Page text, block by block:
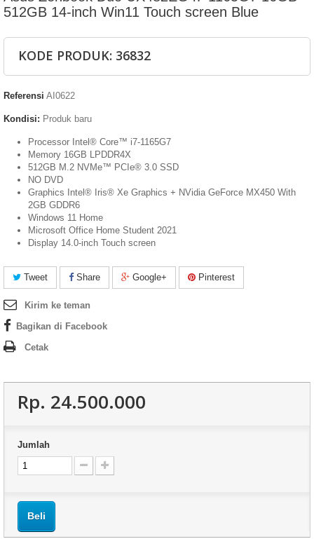
512GB 14-inch Win11 Touch screen Blue
KODE PRODUK: 36832
Referensi AI0622
Kondisi: Produk baru
Processor Intel® Core™ i7-1165G7
Memory 16GB LPDDR4X
512GB M.2 NVMe™ PCIe® 3.0 SSD
NO DVD
Graphics Intel® Iris® Xe Graphics + NVidia GeForce MX450 With
2GB GDDR6
Windows 11 Home
Microsoft Office Home Student 2021
Display 14.0-inch Touch screen
Tweet Share Google+ Pinterest
Kirim ke teman
Bagikan di Facebook
Cetak
Rp‎. 24.500.000
Jumlah
Beli